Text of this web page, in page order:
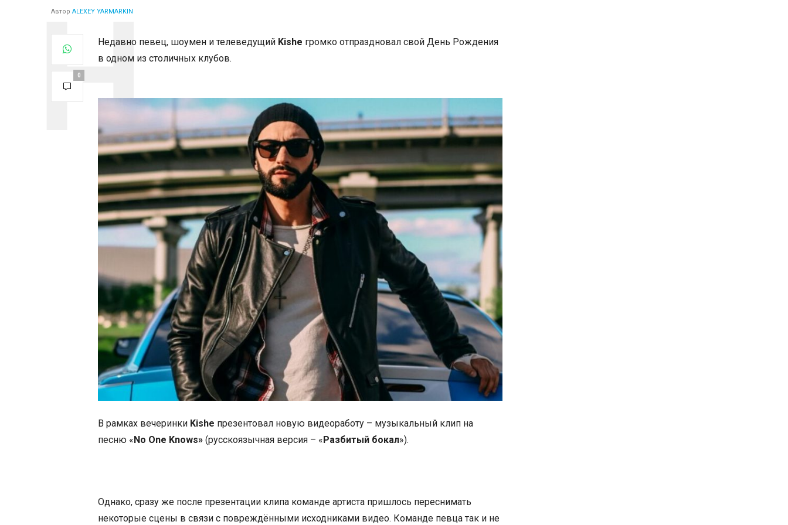
Автор ALEXEY YARMARKIN
0
Недавно певец, шоумен и телеведущий Kishe громко отпраздновал свой День Рождения
в одном из столичных клубов.
В рамках вечеринки Kishe презентовал новую видеоработу – музыкальный клип на
песню « No One Knows» (русскоязычная версия – « Разбитый бокал»).
Однако, сразу же после презентации клипа команде артиста пришлось переснимать
некоторые сцены в связи с повреждёнными исходниками видео. Команде певца так и не